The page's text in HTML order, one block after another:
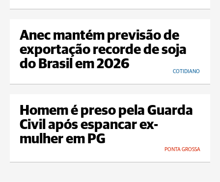
Anec mantém previsão de
exportação recorde de soja
do Brasil em 2026
COTIDIANO
Homem é preso pela Guarda
Civil após espancar ex-
mulher em PG
PONTA GROSSA